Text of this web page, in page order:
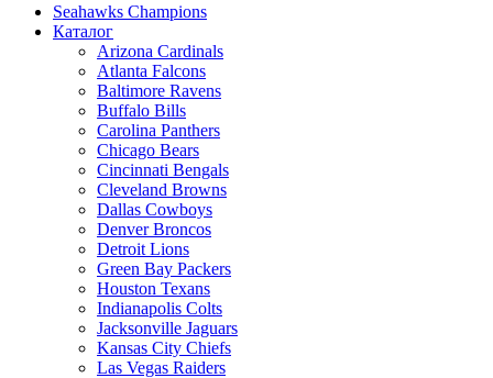
Seahawks Champions
Каталог
Arizona Cardinals
Atlanta Falcons
Baltimore Ravens
Buffalo Bills
Carolina Panthers
Chicago Bears
Cincinnati Bengals
Cleveland Browns
Dallas Cowboys
Denver Broncos
Detroit Lions
Green Bay Packers
Houston Texans
Indianapolis Colts
Jacksonville Jaguars
Kansas City Chiefs
Las Vegas Raiders